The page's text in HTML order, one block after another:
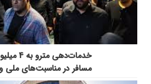
مسافر در مناسبت‌هاي ملي